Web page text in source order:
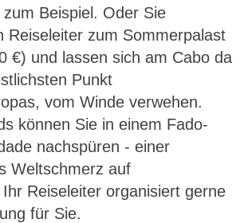
Beispiel. Oder Sie
Reiseleiter zum Sommerpalast
€) und lassen sich am Cabo da
Punkt
vom Winde verwehen.
können Sie in einem Fado-
nachspüren - einer
Weltschmerz auf
Reiseleiter organisiert gerne
für Sie.